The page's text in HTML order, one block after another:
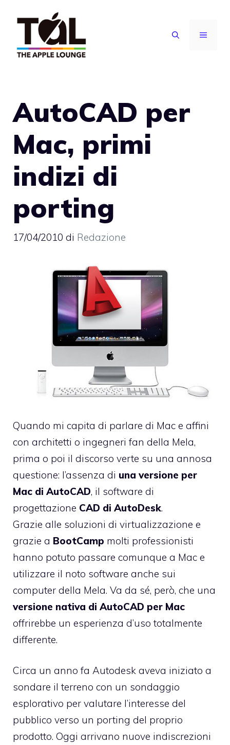
contenuto
MENU
AutoCAD per
Mac, primi
indizi di
porting
17/04/2010 di Redazione
Quando mi capita di parlare di Mac e affini
con architetti o ingegneri fan della Mela,
prima o poi il discorso verte su una annosa
questione: l’assenza di una versione per
Mac di AutoCAD, il software di
progettazione CAD di AutoDesk.
Grazie alle soluzioni di virtualizzazione e
grazie a BootCamp molti professionisti
hanno potuto passare comunque a Mac e
utilizzare il noto software anche sui
computer della Mela. Va da sé, però, che una
versione nativa di AutoCAD per Mac
offrirebbe un esperienza d’uso totalmente
differente.
Circa un anno fa Autodesk aveva iniziato a
sondare il terreno con un sondaggio
esplorativo per valutare l’interesse del
pubblico verso un porting del proprio
prodotto. Oggi arrivano nuove indiscrezioni